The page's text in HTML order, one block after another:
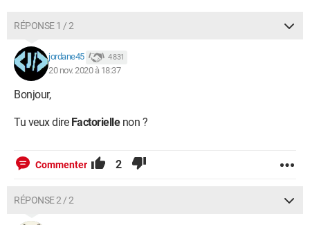
RÉPONSE 1 / 2
jordane45 4 831
20 nov. 2020 à 18:37
Bonjour,
Tu veux dire Factorielle non ?
Commenter 2
RÉPONSE 2 / 2